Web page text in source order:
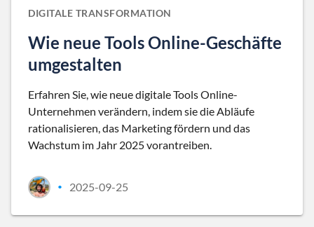
DIGITALE TRANSFORMATION
Wie neue Tools Online-Geschäfte
umgestalten
Erfahren Sie, wie neue digitale Tools Online-
Unternehmen verändern, indem sie die Abläufe
rationalisieren, das Marketing fördern und das
Wachstum im Jahr 2025 vorantreiben.
• 2025-09-25